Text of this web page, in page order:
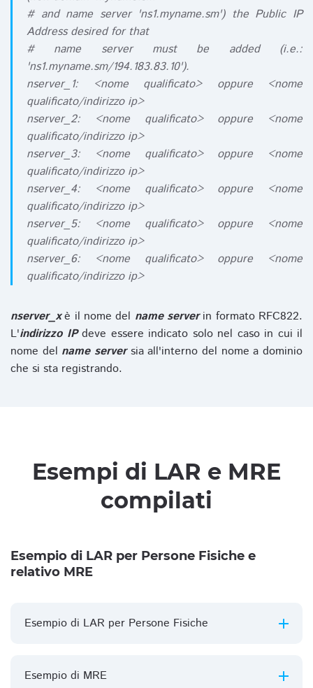
# and name server 'ns1.myname.sm') the Public IP
Address desired for that
# name server must be added (i.e.:
'ns1.myname.sm/194.183.83.10').
nserver_1: <nome qualificato> oppure <nome
qualificato/indirizzo ip>
nserver_2: <nome qualificato> oppure <nome
qualificato/indirizzo ip>
nserver_3: <nome qualificato> oppure <nome
qualificato/indirizzo ip>
nserver_4: <nome qualificato> oppure <nome
qualificato/indirizzo ip>
nserver_5: <nome qualificato> oppure <nome
qualificato/indirizzo ip>
nserver_6: <nome qualificato> oppure <nome
qualificato/indirizzo ip>
nserver_xè il nome del name serverin formato RFC822.
L'indirizzo IPdeve essere indicato solo nel caso in cui il
nome del name serversia all'interno del nome a dominio
che si sta registrando.
Esempi di LAR e MRE
compilati
Esempio di LAR per Persone Fisiche e
relativo MRE
Esempio di LAR per Persone Fisiche
Esempio di MRE